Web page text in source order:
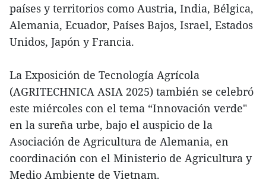
países y territorios como Austria, India, Bélgica,
Alemania, Ecuador, Países Bajos, Israel, Estados
Unidos, Japón y Francia.
La Exposición de Tecnología Agrícola
(AGRITECHNICA ASIA 2025) también se celebró
este miércoles con el tema “Innovación verde"
en la sureña urbe, bajo el auspicio de la
Asociación de Agricultura de Alemania, en
coordinación con el Ministerio de Agricultura y
Medio Ambiente de Vietnam.